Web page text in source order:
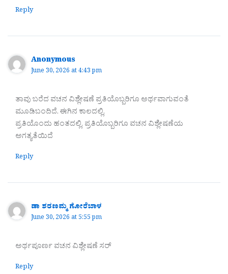
Reply
Anonymous
June 30, 2026 at 4:43 pm
ತಾವು ಬರೆದ ವಚನ ವಿಶ್ಲೇಷಣೆ ಪ್ರತಿಯೊಬ್ಬರಿಗೂ ಅರ್ಥವಾಗುವಂತೆ
ಮೂಡಿಬಂದಿದೆ. ಈಗಿನ ಕಾಲದಲ್ಲಿ,
ಪ್ರತಿಯೊಂದು ಹಂತದಲ್ಲಿ, ಪ್ರತಿಯೊಬ್ಬರಿಗೂ ವಚನ ವಿಶ್ಲೇಷಣೆಯ
ಅಗತ್ಯತೆಯಿದೆ
Reply
ಡಾ ಶರಣಮ್ಮ ಗೋರೆಬಾಳ
June 30, 2026 at 5:55 pm
ಅರ್ಥಪೂರ್ಣ ವಚನ ವಿಶ್ಲೇಷಣೆ ಸರ್
Reply